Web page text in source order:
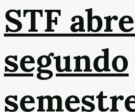
STF
segundo